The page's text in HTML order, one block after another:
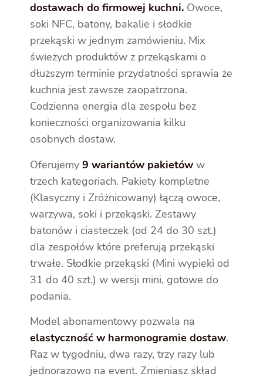
dostawach do firmowej kuchni. Owoce,
soki NFC, batony, bakalie i słodkie
przekąski w jednym zamówieniu. Mix
świeżych produktów z przekąskami o
dłuższym terminie przydatności sprawia że
kuchnia jest zawsze zaopatrzona.
Codzienna energia dla zespołu bez
konieczności organizowania kilku
osobnych dostaw.
Oferujemy 9 wariantów pakietóww
trzech kategoriach. Pakiety kompletne
(Klasyczny i Zróżnicowany) łączą owoce,
warzywa, soki i przekąski. Zestawy
batonów i ciasteczek (od 24 do 30 szt.)
dla zespołów które preferują przekąski
trwałe. Słodkie przekąski (Mini wypieki od
31 do 40 szt.) w wersji mini, gotowe do
podania.
Model abonamentowy pozwala na
elastyczność w harmonogramie dostaw.
Raz w tygodniu, dwa razy, trzy razy lub
jednorazowo na event. Zmieniasz skład